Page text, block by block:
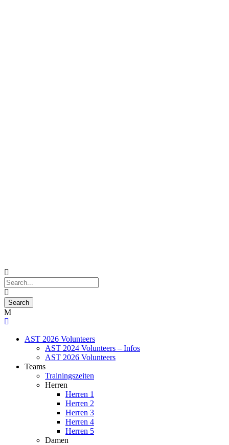
AST 2026 Volunteers
AST 2024 Volunteers – Infos
AST 2026 Volunteers
Teams
Trainingszeiten
Herren
Herren 1
Herren 2
Herren 3
Herren 4
Herren 5
Damen